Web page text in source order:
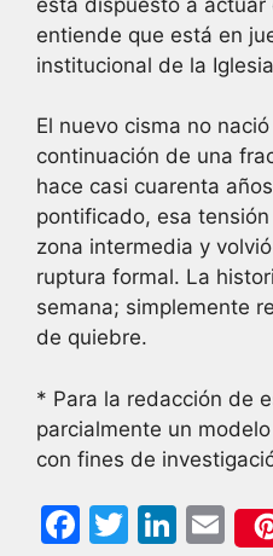
entiende que está en
institucional de la
El nuevo cisma no
continuación de una
hace casi cuarenta
pontificado, esa
zona intermedia y
ruptura formal. La
semana; simplemente
de quiebre.
* Para la redacción de
parcialmente un
con fines de
F
T
Li E